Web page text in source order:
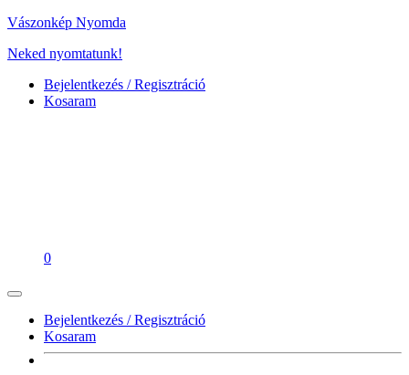
Vászonkép Nyomda
Neked nyomtatunk!
Bejelentkezés / Regisztráció
Kosaram
0
Bejelentkezés / Regisztráció
Kosaram